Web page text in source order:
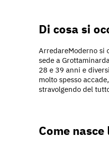
Di cosa si
ArredareModerno si
sede a
28 e 39 anni e
molto spesso
stravolgendo del
Come